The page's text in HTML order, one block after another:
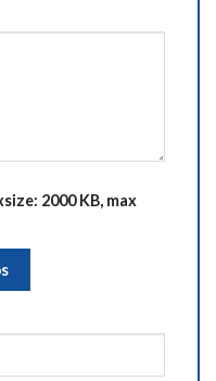
2000 KB, max